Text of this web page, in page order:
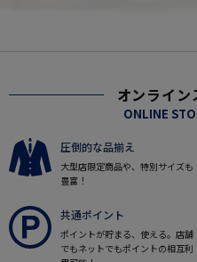
オンライン
ONLINE
圧倒的な品揃え
大型店限定商品や、特別サイズも
豊富！
共通ポイント
ポイントが貯まる、使える。店舗
でもネットでもポイントの相互利